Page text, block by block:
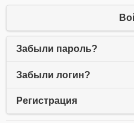
Забыли пароль?
Забыли логин?
Регистрация